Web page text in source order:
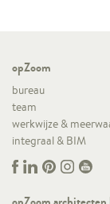
opZoom
bureau
team
werkwijze &
integraal & BIM